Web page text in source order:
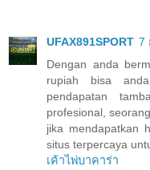
UFAX891SPORT 7
Dengan anda
rupiah bisa
pendapatan
profesional,
jika mendapatkan
situs terpercaya
เค้าไพ่บาคาร่า